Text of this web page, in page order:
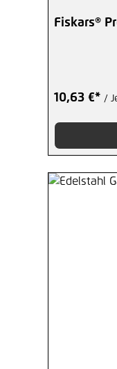
Fiskars®
10,63 €* /